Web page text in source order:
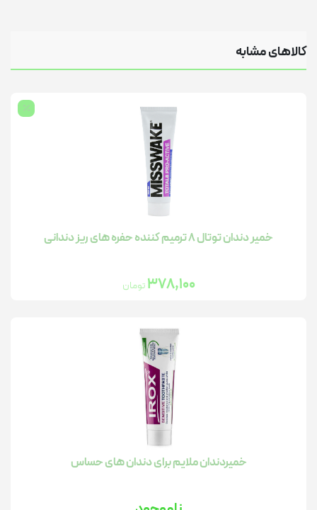
کالاهای مشابه
خمیردندان ملایم برای دندان های حساس
خمیر دندان توتال 8 ترمیم کننده حفره های ریز دندانی
378,100تومان